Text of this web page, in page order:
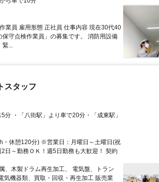
業員 雇用形態 正社員 仕事内容 現在30代40
守点検作業員」の募集です。 消防用設備
緊...
スタッフ
・「八街駅」より車で20分・「成東駅」
・休憩120分) ※営業日：月曜日～土曜日(祝
日～勤務ＯＫ！週5日勤務も大歓迎！ 契約
、木製ドラム再生加工、 電気盤、トラン
気機器類、買取・回収・再生加工 販売業